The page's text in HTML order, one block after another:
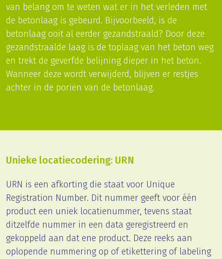
van belang om te weten wat er in het verleden met
de betonlaag is gebeurd. Bijvoorbeeld, is de
betonlaag ooit al eerder gezandstraald? Door deze
gezandstraalde laag is de toplaag van het beton weg
en trekt de geverfde belijning dieper in het beton.
Wanneer deze wordt verwijderd, blijven er restjes
achter in de poriën van de betonlaag.
Unieke locatiecodering: URN
URN is een afkorting die staat voor Unique
Registration Number. Dit nummer geeft voor één
product een uniek locatienummer, tevens staat
ditzelfde nummer in een data geregistreerd en
gekoppeld aan dat ene product. Deze reeks aan
oplopende nummering op of etikettering of labeling